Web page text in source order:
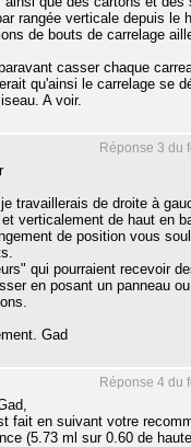
rangée verticale depuis le
de bouts de carrelage
casser chaque
qu'ainsi le carrelage se
A voir.
Réponse 3 du
travaillerais de droite à
verticalement de haut en
de position vous
qui pourraient recevoir
en posant un panneau
Gad
Réponse 4 du
fait en suivant votre
(5.73 ml sur 0.60 de